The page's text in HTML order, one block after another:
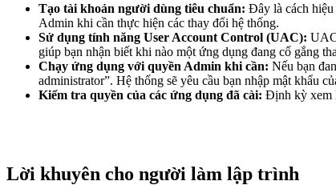
Tạo tài khoản người dùng tiêu chuẩn: Đây là cách hiệu
Admin khi cần thực hiện các thay đổi hệ thống.
Sử dụng tính năng User Account Control (UAC):
giúp bạn nhận biết khi nào một ứng dụng đang cố gắng
Chạy ứng dụng với quyền Admin khi cần: Nếu bạn
administrator”. Hệ thống sẽ yêu cầu bạn nhập mật khẩu
Kiểm tra quyền của các ứng dụng đã cài: Định kỳ xem
Lời khuyên cho người làm lập trình